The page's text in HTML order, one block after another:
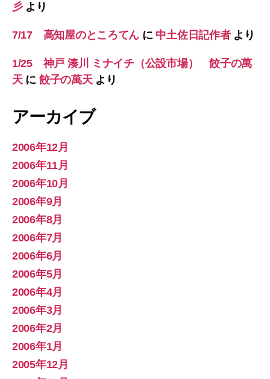
彡より
7/17 高知屋のところてん に 中土佐日記作者より
1/25 神戸 湊川 ミナイチ（公設市場） 餃子の萬
天に 餃子の萬天より
アーカイブ
2006年12月
2006年11月
2006年10月
2006年9月
2006年8月
2006年7月
2006年6月
2006年5月
2006年4月
2006年3月
2006年2月
2006年1月
2005年12月